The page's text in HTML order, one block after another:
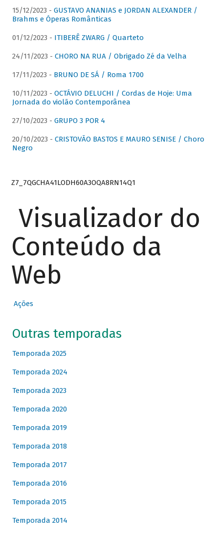
15/12/2023 - GUSTAVO ANANIAS e JORDAN ALEXANDER /
Brahms e Óperas Românticas
01/12/2023 - ITIBERÊ ZWARG / Quarteto
24/11/2023 - CHORO NA RUA / Obrigado Zé da Velha
17/11/2023 - BRUNO DE SÁ / Roma 1700
10/11/2023 - OCTÁVIO DELUCHI / Cordas de Hoje: Uma
Jornada do violão Contemporânea
27/10/2023 - GRUPO 3 POR 4
20/10/2023 - CRISTOVÃO BASTOS E MAURO SENISE / Choro
Negro
Z7_7QGCHA41LODH60A3OQA8RN14Q1
Visualizador do
Conteúdo da
Web
Ações
Outras temporadas
Temporada 2025
Temporada 2024
Temporada 2023
Temporada 2020
Temporada 2019
Temporada 2018
Temporada 2017
Temporada 2016
Temporada 2015
Temporada 2014